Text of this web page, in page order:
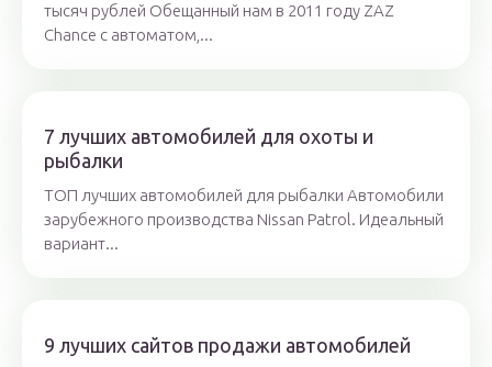
тысяч рублей Обещанный нам в 2011 году ZAZ
Chance с автоматом,...
7 лучших автомобилей для охоты и
рыбалки
ТОП лучших автомобилей для рыбалки Автомобили
зарубежного производства Nissan Patrol. Идеальный
вариант...
9 лучших сайтов продажи автомобилей